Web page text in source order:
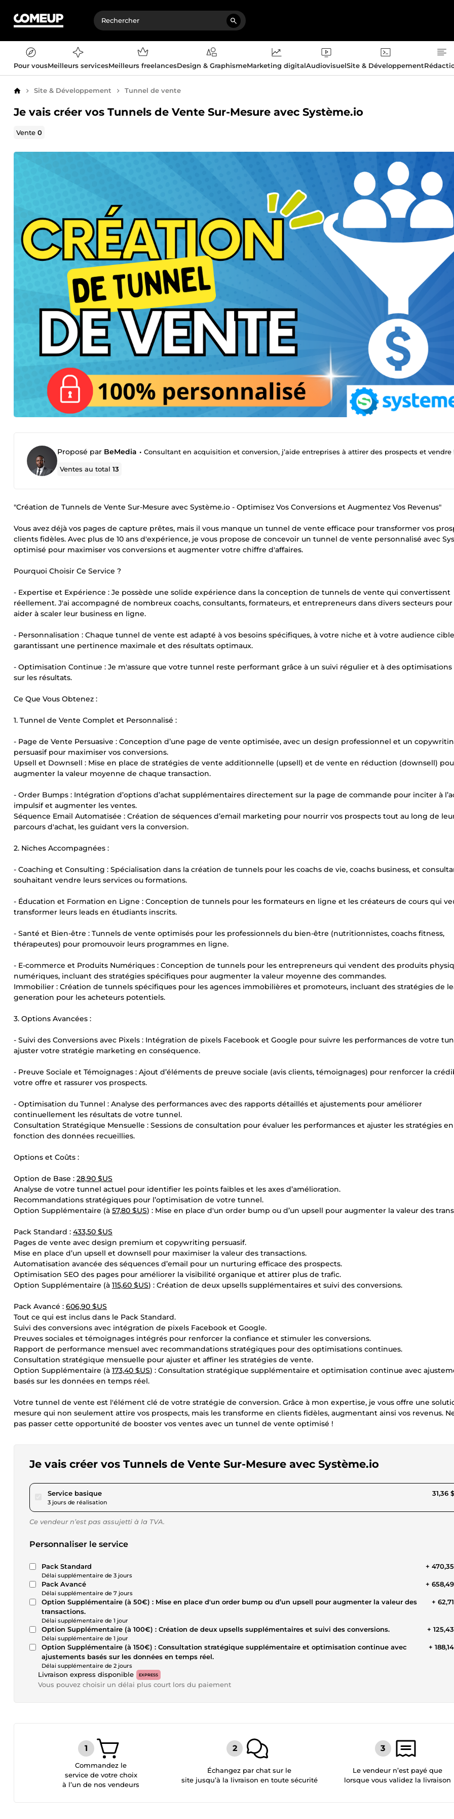
Pour vousMeilleurs servicesMeilleurs freelancesDesign & GraphismeMarketing digitalAudiovisuelSite & Développement
AccueilSite & Développement Tunnel de vente
Je vais créer vos Tunnels de Vente Sur-Mesure avec Système.io
Vente0
Proposé par BeMedia • Consultant en acquisition et conversion, j’aide entreprises à attirer des prospects et vendre
Ventes au total13
"Création de Tunnels de Vente Sur-Mesure avec Système.io - Optimisez Vos Conversions et Augmentez Vos Revenus"
Vous avez déjà vos pages de capture prêtes, mais il vous manque un tunnel de vente efficace pour transformer vos
clients fidèles. Avec plus de 10 ans d'expérience, je vous propose de concevoir un tunnel de vente personnalisé avec
optimisé pour maximiser vos conversions et augmenter votre chiffre d'affaires.
Pourquoi Choisir Ce Service ?
- Expertise et Expérience : Je possède une solide expérience dans la conception de tunnels de vente qui convertissent
réellement. J'ai accompagné de nombreux coachs, consultants, formateurs, et entrepreneurs dans divers secteurs pour
aider à scaler leur business en ligne.
- Personnalisation : Chaque tunnel de vente est adapté à vos besoins spécifiques, à votre niche et à votre audience
garantissant une pertinence maximale et des résultats optimaux.
- Optimisation Continue : Je m'assure que votre tunnel reste performant grâce à un suivi régulier et à des optimisations
sur les résultats.
Ce Que Vous Obtenez :
1. Tunnel de Vente Complet et Personnalisé :
- Page de Vente Persuasive : Conception d’une page de vente optimisée, avec un design professionnel et un
persuasif pour maximiser vos conversions.
Upsell et Downsell : Mise en place de stratégies de vente additionnelle (upsell) et de vente en réduction (downsell)
augmenter la valeur moyenne de chaque transaction.
- Order Bumps : Intégration d’options d’achat supplémentaires directement sur la page de commande pour inciter à
impulsif et augmenter les ventes.
Séquence Email Automatisée : Création de séquences d’email marketing pour nourrir vos prospects tout au long de
parcours d'achat, les guidant vers la conversion.
2. Niches Accompagnées :
- Coaching et Consulting : Spécialisation dans la création de tunnels pour les coachs de vie, coachs business, et
souhaitant vendre leurs services ou formations.
- Éducation et Formation en Ligne : Conception de tunnels pour les formateurs en ligne et les créateurs de cours qui
transformer leurs leads en étudiants inscrits.
- Santé et Bien-être : Tunnels de vente optimisés pour les professionnels du bien-être (nutritionnistes, coachs fitness,
thérapeutes) pour promouvoir leurs programmes en ligne.
- E-commerce et Produits Numériques : Conception de tunnels pour les entrepreneurs qui vendent des produits
numériques, incluant des stratégies spécifiques pour augmenter la valeur moyenne des commandes.
Immobilier : Création de tunnels spécifiques pour les agences immobilières et promoteurs, incluant des stratégies de
generation pour les acheteurs potentiels.
3. Options Avancées :
- Suivi des Conversions avec Pixels : Intégration de pixels Facebook et Google pour suivre les performances de votre
ajuster votre stratégie marketing en conséquence.
- Preuve Sociale et Témoignages : Ajout d’éléments de preuve sociale (avis clients, témoignages) pour renforcer la
votre offre et rassurer vos prospects.
- Optimisation du Tunnel : Analyse des performances avec des rapports détaillés et ajustements pour améliorer
continuellement les résultats de votre tunnel.
Consultation Stratégique Mensuelle : Sessions de consultation pour évaluer les performances et ajuster les stratégies en
fonction des données recueillies.
Options et Coûts :
Option de Base : 28,90 $US
Analyse de votre tunnel actuel pour identifier les points faibles et les axes d’amélioration.
Recommandations stratégiques pour l’optimisation de votre tunnel.
Option Supplémentaire (à 57,80 $US) : Mise en place d'un order bump ou d’un upsell pour augmenter la valeur des
Pack Standard : 433,50 $US
Pages de vente avec design premium et copywriting persuasif.
Mise en place d’un upsell et downsell pour maximiser la valeur des transactions.
Automatisation avancée des séquences d’email pour un nurturing efficace des prospects.
Optimisation SEO des pages pour améliorer la visibilité organique et attirer plus de trafic.
Option Supplémentaire (à 115,60 $US) : Création de deux upsells supplémentaires et suivi des conversions.
Pack Avancé : 606,90 $US
Tout ce qui est inclus dans le Pack Standard.
Suivi des conversions avec intégration de pixels Facebook et Google.
Preuves sociales et témoignages intégrés pour renforcer la confiance et stimuler les conversions.
Rapport de performance mensuel avec recommandations stratégiques pour des optimisations continues.
Consultation stratégique mensuelle pour ajuster et affiner les stratégies de vente.
Option Supplémentaire (à 173,40 $US) : Consultation stratégique supplémentaire et optimisation continue avec
basés sur les données en temps réel.
Votre tunnel de vente est l'élément clé de votre stratégie de conversion. Grâce à mon expertise, je vous offre une
mesure qui non seulement attire vos prospects, mais les transforme en clients fidèles, augmentant ainsi vos revenus.
pas passer cette opportunité de booster vos ventes avec un tunnel de vente optimisé !
Je vais créer vos Tunnels de Vente Sur-Mesure avec Système.io
Service basiquepour 28,90 $US
3 jours de réalisation
31,36
Ce vendeur n’est pas assujetti à la TVA.
Personnaliser le service
Pack Standard
Délai supplémentaire de 3 jours
+
Pack Avancé
Délai supplémentaire de 7 jours
+
Option Supplémentaire (à 50€) : Mise en place d'un order bump ou d’un upsell pour augmenter la valeur des
transactions.
Délai supplémentaire de 1 jour
+
Option Supplémentaire (à 100€) : Création de deux upsells supplémentaires et suivi des conversions.
Délai supplémentaire de 1 jour
+
Option Supplémentaire (à 150€) : Consultation stratégique supplémentaire et optimisation continue avec
ajustements basés sur les données en temps réel.
Délai supplémentaire de 2 jours
+
Livraison express disponible EXPRESS
Vous pouvez choisir un délai plus court lors du paiement
Commandez le
service de votre choix
à l’un de nos vendeurs
Échangez par chat sur le
site jusqu’à la livraison en toute sécurité
Le vendeur n’est payé que
lorsque vous validez la livraison